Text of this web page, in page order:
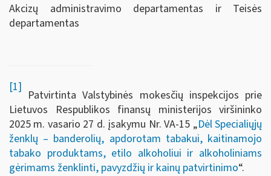
Akcizų administravimo departamentas ir Teisės
departamentas
[1]
Patvirtinta Valstybinės mokesčių inspekcijos prie
Lietuvos Respublikos finansų ministerijos viršininko
2025 m. vasario 27 d. įsakymu Nr. VA-15 „Dėl Specialiųjų
ženklų – banderolių, apdorotam tabakui, kaitinamojo
tabako produktams, etilo alkoholiui ir alkoholiniams
gėrimams ženklinti, pavyzdžių ir kainų patvirtinimo“.